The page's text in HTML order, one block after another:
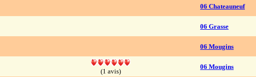
06 Chateauneuf
06 Grasse
06 Mougins
(1 avis)
06 Mougins